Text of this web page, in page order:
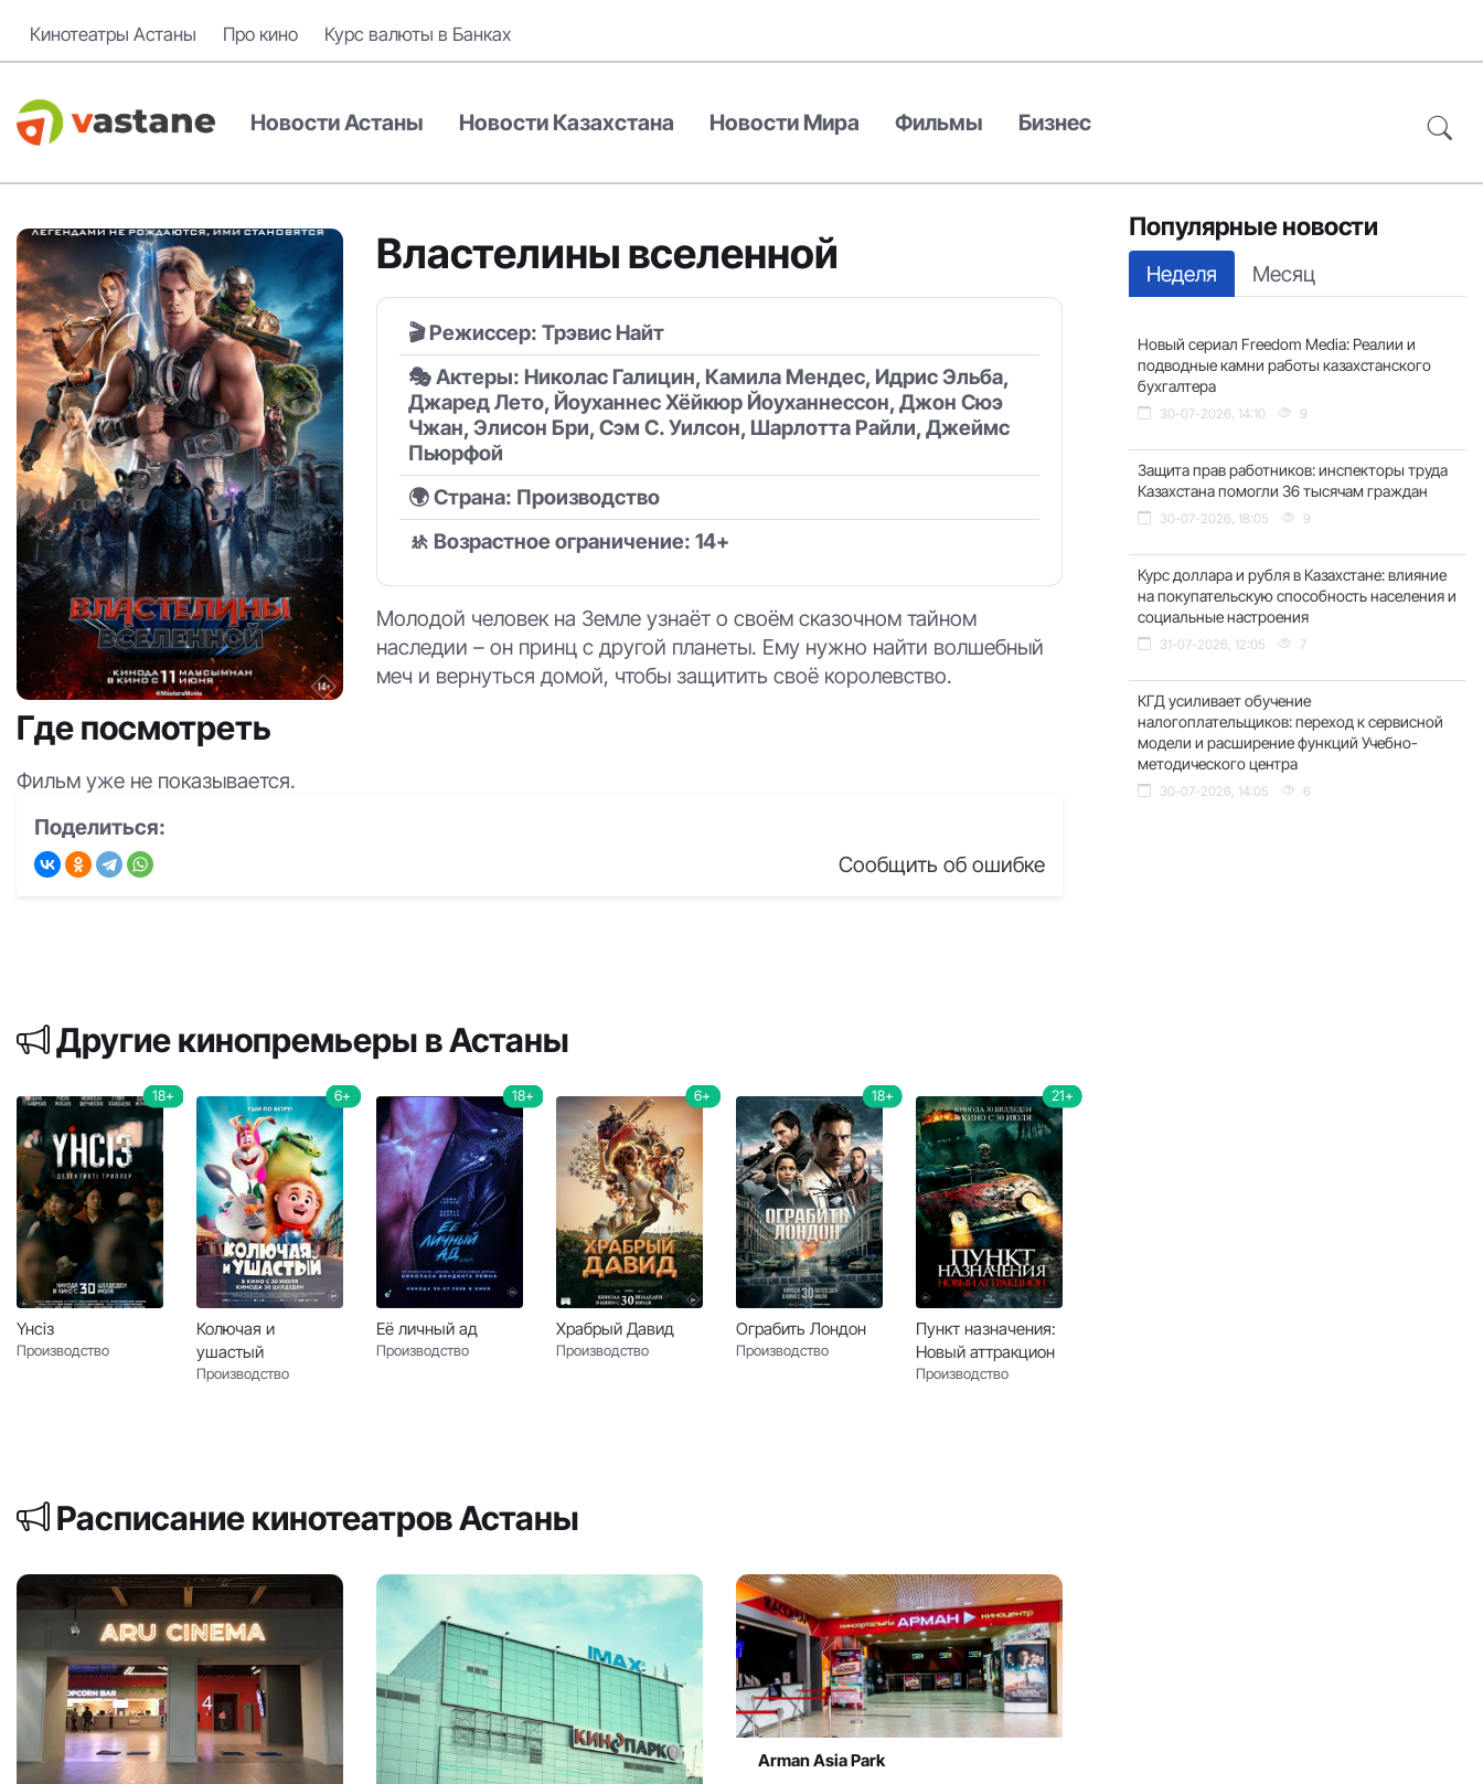
Кинотеатры Астаны Про кино Курс валюты в Банках
Новости Астаны Новости Казахстана Новости Мира Фильмы Бизнес
Властелины вселенной
🎬 Режиссер: Трэвис Найт
🎭 Актеры: Николас Галицин, Камила Мендес, Идрис Эльба,
Джаред Лето, Йоуханнес Хёйкюр Йоуханнессон, Джон Сюэ
Чжан, Элисон Бри, Сэм С. Уилсон, Шарлотта Райли, Джеймс
Пьюрфой
🌍 Страна: Производство
🚸 Возрастное ограничение: 14+
Молодой человек на Земле узнаёт о своём сказочном тайном
наследии – он принц с другой планеты. Ему нужно найти волшебный
меч и вернуться домой, чтобы защитить своё королевство.
Где посмотреть
Фильм уже не показывается.
Поделиться:
Сообщить об ошибке
Другие кинопремьеры в Астаны
Үнсіз
18+
Производство
Колючая и
ушастый
6+
Производство
Её личный ад
18+
Производство
Храбрый Давид
6+
Производство
Ограбить Лондон
18+
Производство
Пункт назначения:
Новый аттракцион
21+
Производство
Расписание кинотеатров Астаны
Arman Asia Park
Популярные новости
Неделя Месяц
Новый сериал Freedom Media: Реалии и
подводные камни работы казахстанского
бухгалтера
30-07-2026, 14:10 9
Защита прав работников: инспекторы труда
Казахстана помогли 36 тысячам граждан
30-07-2026, 18:05 9
Курс доллара и рубля в Казахстане: влияние
на покупательскую способность населения и
социальные настроения
31-07-2026, 12:05 7
КГД усиливает обучение
налогоплательщиков: переход к сервисной
модели и расширение функций Учебно-
методического центра
30-07-2026, 14:05 6